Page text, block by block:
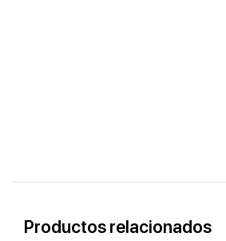
Productos relacionados